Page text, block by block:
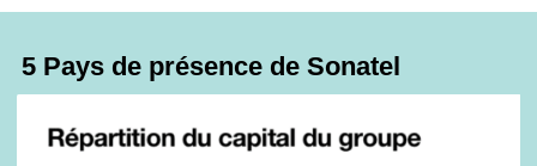
5 Pays de présence de Sonatel